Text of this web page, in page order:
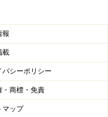
せていく。
報
載
バシーポリシー
・商標・免責
マップ